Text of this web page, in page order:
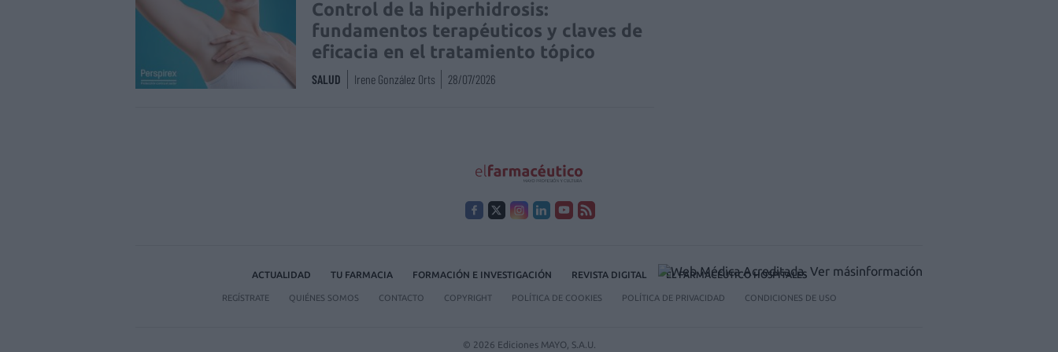
Control de la hiperhidrosis:
fundamentos terapéuticos y claves de
eficacia en el tratamiento tópico
SALUD Irene González Orts 28/07/2026
ACTUALIDAD TU FARMACIA FORMACIÓN E INVESTIGACIÓN REVISTA DIGITAL EL FARMACÉUTICO HOSPITALES
REGÍSTRATE QUIÉNES SOMOS CONTACTO COPYRIGHT POLÍTICA DE COOKIES POLÍTICA DE PRIVACIDAD CONDICIONES DE USO
© 2026 Ediciones MAYO, S.A.U.